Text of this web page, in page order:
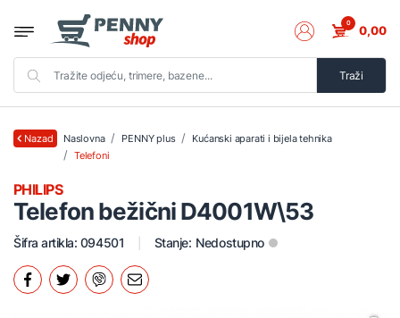
Traži
0 0,00
Nazad Naslovna PENNY plus
Kućanski aparati i bijela tehnika
Telefoni
Telefon bežični D4001W\53
PHILIPS
Šifra artikla: 094501 Stanje: Nedostupno